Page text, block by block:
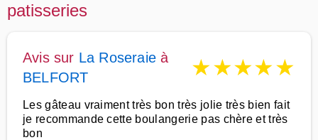
patisseries
Avis sur La Roseraie à
BELFORT
★★★★★
Les gâteau vraiment très bon très jolie très bien fait
je recommande cette boulangerie pas chère et très
bon